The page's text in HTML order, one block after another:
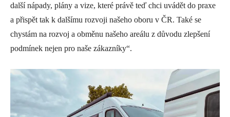
další nápady, plány a vize, které právě teď chci uvádět do praxe
a přispět tak k dalšímu rozvoji našeho oboru v ČR. Také se
chystám na rozvoj a obměnu našeho areálu z důvodu zlepšení
podmínek nejen pro naše zákazníky“.